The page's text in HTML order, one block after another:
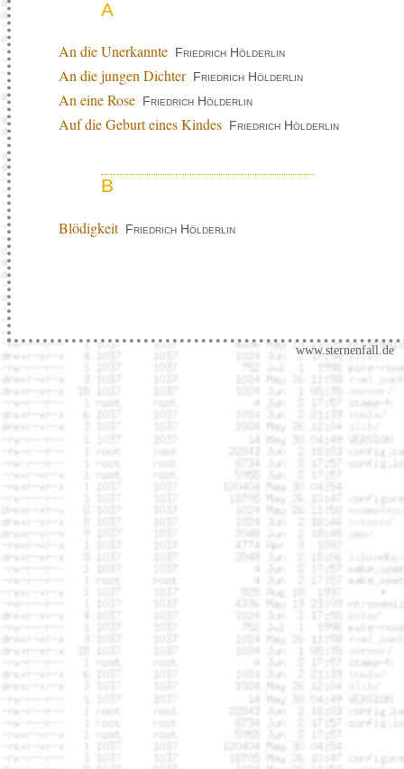
A
An die Unerkannte Friedrich Hölderlin
An die jungen Dichter Friedrich Hölderlin
An eine Rose Friedrich Hölderlin
Auf die Geburt eines Kindes Friedrich Hölderlin
B
Blödigkeit Friedrich Hölderlin
www.sternenfall.de